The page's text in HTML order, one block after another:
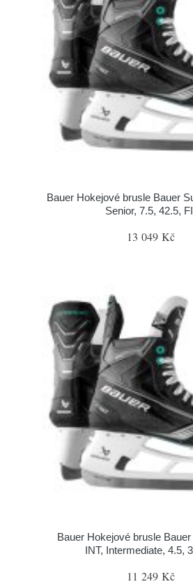
Bauer Hokejové brusle Bauer
Senior, 7.5, 42.5,
13 049 Kč
Bauer Hokejové brusle
INT, Intermediate, 4.5,
11 249 Kč